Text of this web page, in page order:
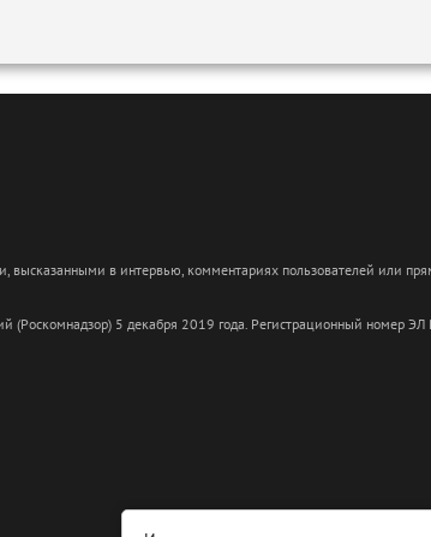
высказанными в интервью, комментариях пользователей или
(Роскомнадзор) 5 декабря 2019 года. Регистрационный номер